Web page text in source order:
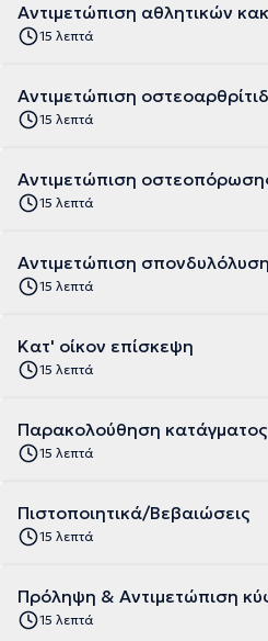
Αντιμετώπιση αθλητικών
15 λεπτά
Αντιμετώπιση
15 λεπτά
Αντιμετώπιση
15 λεπτά
Αντιμετώπιση
15 λεπτά
Κατ' οίκον επίσκεψη
15 λεπτά
Παρακολούθηση κατάγματος
15 λεπτά
Πιστοποιητικά/Βεβαιώσεις
15 λεπτά
Πρόληψη & Αντιμετώπιση
15 λεπτά